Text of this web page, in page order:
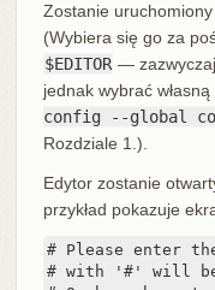
Zostanie
(Wybiera się go za
$EDITOR —
jednak wybrać
config --global
Rozdziale 1.).
Edytor zostanie
przykład pokazuje
# Please enter
# with '#' will be